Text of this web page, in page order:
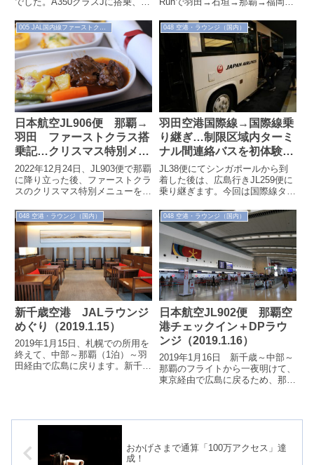
します。
で石垣島へ。私にとっ...
日本航空JL906便 那覇→
羽田 ファーストクラス搭
乗記…クリスマス特別メニ
ューを堪能（2022.12.24）
2022年12月24日、JL903便で那覇
に降り立った後、ファーストクラ
スのクリスマス特別メニューを楽
のJL906便に搭乗します。...
048 空港・ラウンジ（国内）
羽田空港国際線→国際線乗
り継ぎ…制限区域内ターミ
ナル間連絡バスを初体験
（2019.6.30）
JL38便にてシンガポールから到
着した後は、広島行きJL259便に
乗り継ぎます。今回は国際線ター
域内のターミナル間連絡バスを初
めて...
048 空港・ラウンジ（国内）
新千歳空港 JALラウンジ
めぐり（2019.1.15）
2019年1月15日、札幌での所用を
終えて、中部～那覇（1泊）～羽
田経由で広島に戻ります。新千歳
048 空港・ラウンジ（国内）
日本航空JL902便 那覇空
港チェックイン＋DPラウ
ンジ（2019.1.16）
2019年1月16日 新千歳～中部～
那覇のフライトから一夜明けて、
東京経由で広島に戻るため、那覇
おかげさまで通算「100万アクセス」達
成！